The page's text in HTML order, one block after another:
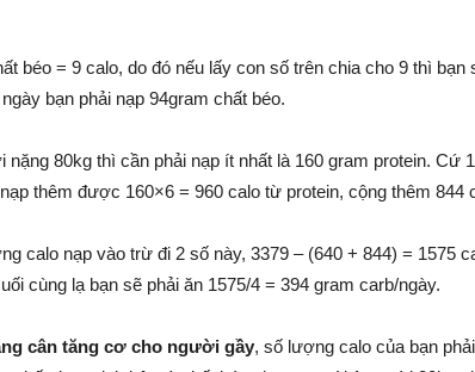
béo = 9 calo, do đó nếu lấy con số trên chia cho 9 thì bạn
bạn phải nạp 94gram chất béo.
80kg thì cần phải nạp ít nhất là 160 gram protein. Cứ
thêm được 160×6 = 960 calo từ protein, cộng thêm 844
calo nạp vào trừ đi 2 số này, 3379 – (640 + 844) = 1575
cùng lạ bạn sẽ phải ăn 1575/4 = 394 gram carb/ngày.
cân tăng cơ cho người gầy, số lượng calo của bạn